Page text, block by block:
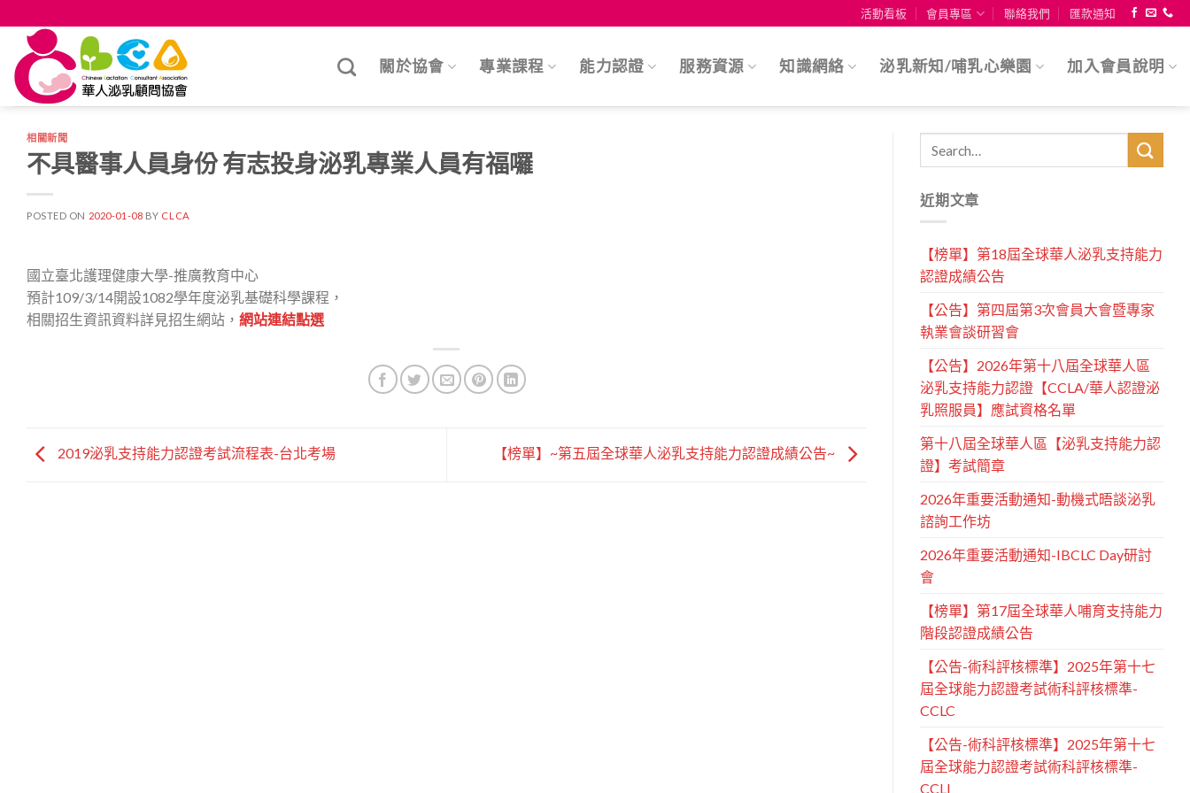
to
content
活動看板 會員專區 聯絡我們 匯款通知
關於協會 專業課程 能力認證 服務資源 知識網絡 泌乳新知/哺乳心樂園 加入會員說明
相關新聞
不具醫事人員身份 有志投身泌乳專業人員有福囉
POSTED ON 2020-01-08 BY CLCA
國立臺北護理健康大學-推廣教育中心
預計109/3/14開設1082學年度泌乳基礎科學課程，
相關招生資訊資料詳見招生網站， 網站連結點選
2019泌乳支持能力認證考試流程表-台北考場 【榜單】~第五屆全球華人泌乳支持能力認證成績公告~
近期文章
【榜單】第18屆全球華人泌乳支持能力
認證成績公告
【公告】第四屆第3次會員大會暨專家
執業會談研習會
【公告】2026年第十八屆全球華人區
泌乳支持能力認證【CCLA/華人認證泌
乳照服員】應試資格名單
第十八屆全球華人區【泌乳支持能力認
證】考試簡章
2026年重要活動通知-動機式晤談泌乳
諮詢工作坊
2026年重要活動通知-IBCLC Day研討
會
【榜單】第17屆全球華人哺育支持能力
階段認證成績公告
【公告-術科評核標準】2025年第十七
屆全球能力認證考試術科評核標準-
CCLC
【公告-術科評核標準】2025年第十七
屆全球能力認證考試術科評核標準-
CCLI